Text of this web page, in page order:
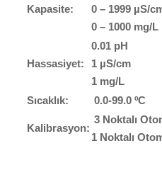
Kapasite:
0 – 1999 µS/
0 – 1000 mg/L
Hassasiyet:
0.01 pH
1 µS/cm
1 mg/L
Sıcaklık:
0.0-99.0 ºC
Kalibrasyon:
3 Noktalı
1 Noktalı